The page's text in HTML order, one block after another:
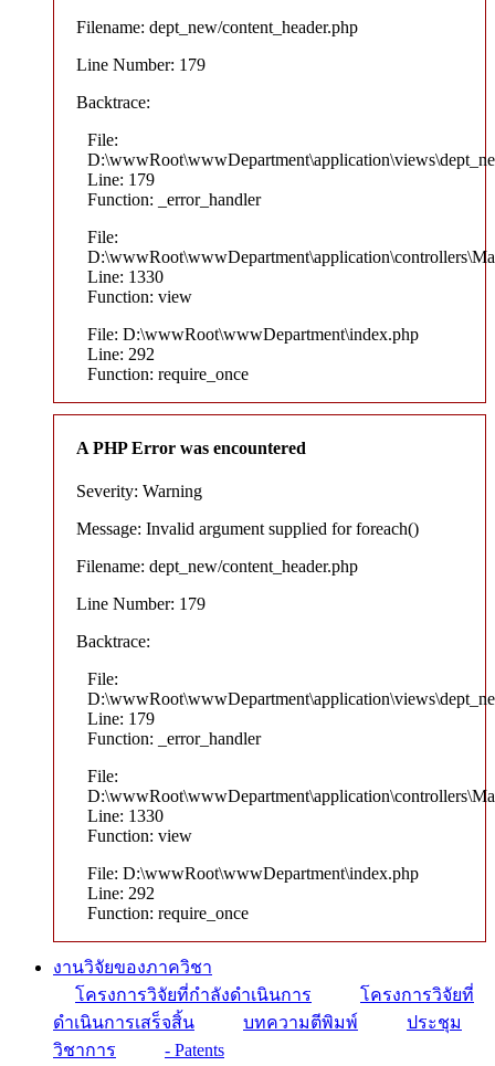
Filename: dept_new/content_header.php
Line Number: 179
Backtrace:
File:
Line: 179
Function: _error_handler
File:
Line: 1330
Function: view
File: D:\wwwRoot\wwwDepartment\index.php
Line: 292
Function: require_once
A PHP Error was encountered
Severity: Warning
Message: Invalid argument supplied for foreach()
Filename: dept_new/content_header.php
Line Number: 179
Backtrace:
File:
Line: 179
Function: _error_handler
File:
Line: 1330
Function: view
File: D:\wwwRoot\wwwDepartment\index.php
Line: 292
Function: require_once
งานวิจัยของภาควิชา
โครงการวิจัยที่กำลังดำเนินการ
โครงการวิจัยที่
ดำเนินการเสร็จสิ้น
บทความตีพิมพ์
ประชุม
วิชาการ
- Patents